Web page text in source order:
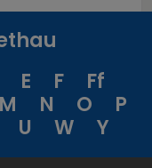
E F
Ff
M N O
P
U W Y